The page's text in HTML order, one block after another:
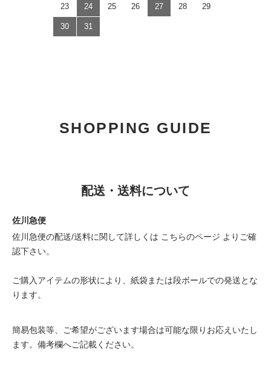
23 24 25 26 27 28 29
30 31
SHOPPING GUIDE
配送・送料について
佐川急便
佐川急便の配送/送料に関して詳しくは こちらのページ よりご確
認下さい。
ご購入アイテムの形状により、紙袋または段ボールでの発送とな
ります。
簡易包装等、ご希望がございます場合は可能な限りお応えいたし
ます。備考欄へご記載ください。